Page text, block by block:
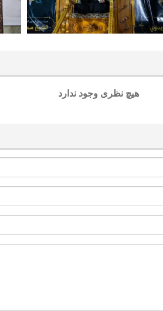
هیچ نظری وجود ندارد